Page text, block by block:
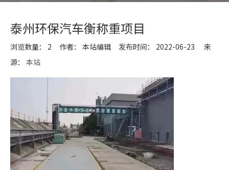
泰州环保汽车衡称重项目
浏览数量： 2 作者： 本站编辑 发布时间： 2022-06-23 来
源： 本站
["wechat","weibo","qzone","douban","email"]